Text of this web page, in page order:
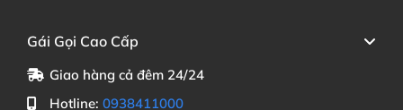
Gái Gọi Cao Cấp
Giao hàng cả đêm 24/24
Hotline: 0938411000